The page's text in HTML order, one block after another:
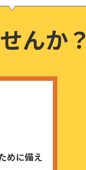
んか？
めに備え